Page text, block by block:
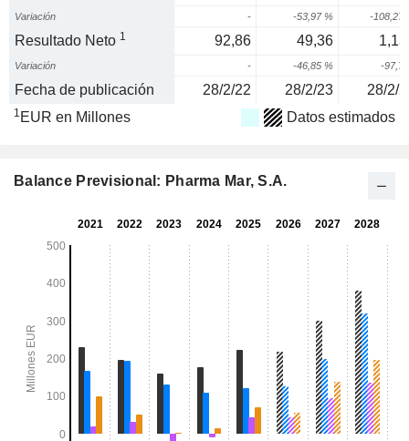
Variación - -53,97 % -108,27
Resultado Neto 1 92,86 49,36
Variación - -46,85 % -97,7
Fecha de publicación 28/2/22 28/2/23 28/2/
1 EUR en Millones Datos estimados
Balance Previsional: Pharma Mar, S.A.